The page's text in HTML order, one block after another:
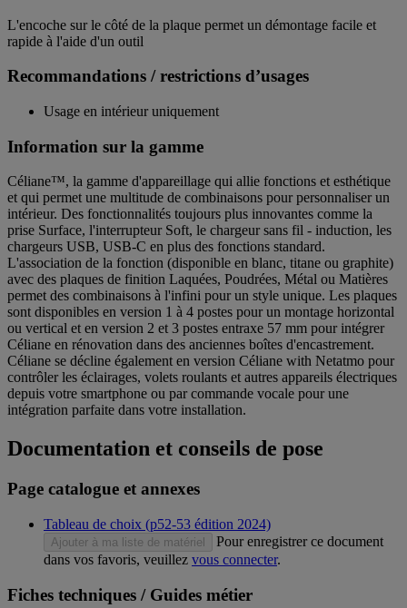
L'encoche sur le côté de la plaque permet un démontage facile et
rapide à l'aide d'un outil
Recommandations / restrictions d’usages
Usage en intérieur uniquement
Information sur la gamme
Céliane™, la gamme d'appareillage qui allie fonctions et esthétique
et qui permet une multitude de combinaisons pour personnaliser un
intérieur. Des fonctionnalités toujours plus innovantes comme la
prise Surface, l'interrupteur Soft, le chargeur sans fil - induction, les
chargeurs USB, USB-C en plus des fonctions standard.
L'association de la fonction (disponible en blanc, titane ou graphite)
avec des plaques de finition Laquées, Poudrées, Métal ou Matières
permet des combinaisons à l'infini pour un style unique. Les plaques
sont disponibles en version 1 à 4 postes pour un montage horizontal
ou vertical et en version 2 et 3 postes entraxe 57 mm pour intégrer
Céliane en rénovation dans des anciennes boîtes d'encastrement.
Céliane se décline également en version Céliane with Netatmo pour
contrôler les éclairages, volets roulants et autres appareils électriques
depuis votre smartphone ou par commande vocale pour une
intégration parfaite dans votre installation.
Documentation et conseils de pose
Page catalogue et annexes
Tableau de choix (p52-53 édition 2024)
Ajouter à ma liste de matériel
Pour enregistrer ce document
dans vos favoris, veuillez vous connecter.
Fiches techniques / Guides métier